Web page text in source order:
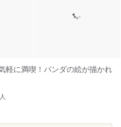
軽に満喫！パンダの絵が描かれ
人